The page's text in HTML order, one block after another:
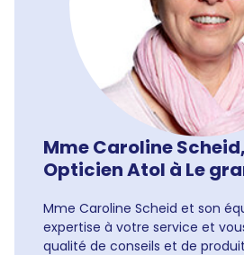
Mme Caroline
Opticien Atol à Le
Mme Caroline Scheid et son
expertise à votre service et
qualité de conseils et de